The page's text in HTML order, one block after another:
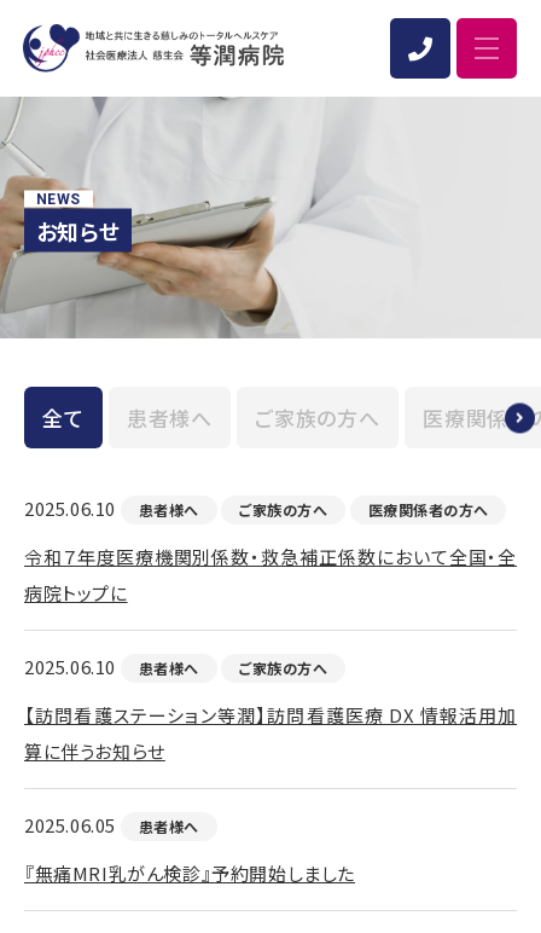
NEWS
お知らせ
全て 患者様へ ご家族の方へ 医療関係者
2025.06.10 患者様へ ご家族の方へ 医療関係者の方へ
令和７年度医療機関別係数・救急補正係数において全国・全
病院トップに
2025.06.10 患者様へ ご家族の方へ
【訪問看護ステーション等潤】訪問看護医療 DX 情報活用加
算に伴うお知らせ
2025.06.05 患者様へ
『無痛MRI乳がん検診』予約開始しました